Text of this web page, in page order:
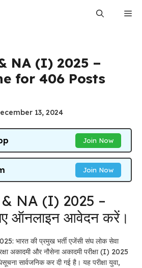
NA (I) 2025 –
for 406 Posts
13, 2024
Join Now
Join Now
NA (I) 2025 –
ऑनलाइन आवेदन करें।
भारत की प्रमुख भर्ती एजेंसी संघ लोक सेवा
अकादमी और नौसेना अकादमी परीक्षा (I) 2025
सार्वजनिक कर दी गई है। यह परीक्षा युवा,